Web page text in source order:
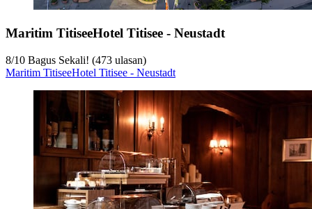
Maritim TitiseeHotel Titisee - Neustadt
8/10 Bagus Sekali! (473 ulasan)
Maritim TitiseeHotel Titisee - Neustadt